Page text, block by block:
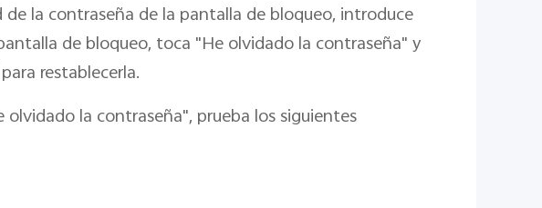
de la contraseña de la pantalla de bloqueo, introduce
de bloqueo, toca "He olvidado la contraseña" y
restablecerla.
la contraseña", prueba los siguientes